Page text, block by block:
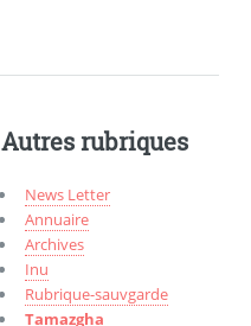
Autres rubriques
News Letter
Annuaire
Archives
Inu
Rubrique-sauvgarde
Tamazgha